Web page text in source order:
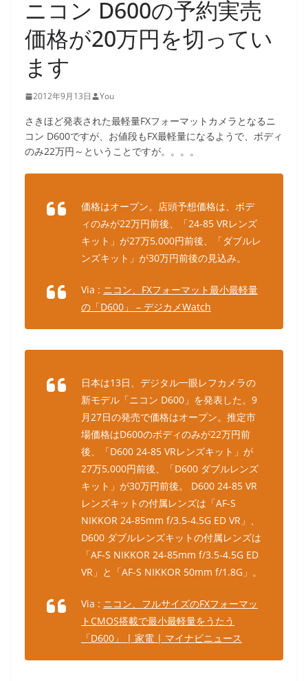
ニコン D600の予約実売
価格が20万円を切ってい
ます
2012年9月13日 You
さきほど発表された最軽量FXフォーマットカメラとなるニ
コン D600ですが、お値段もFX最軽量になるようで、ボディ
のみ22万円～ということですが。。。。
価格はオープン。店頭予想価格は、ボデ
ィのみが22万円前後、「24-85 VRレンズ
キット」が27万5,000円前後、「ダブルレ
ンズキット」が30万円前後の見込み。
Via : ニコン、FXフォーマット最小最軽量
の「D600」 – デジカメWatch
日本は13日、デジタル一眼レフカメラの
新モデル「ニコン D600」を発表した。9
月27日の発売で価格はオープン。推定市
場価格はD600のボディのみが22万円前
後、「D600 24-85 VRレンズキット」が
27万5,000円前後、「D600 ダブルレンズ
キット」が30万円前後。 D600 24-85 VR
レンズキットの付属レンズは「AF-S
NIKKOR 24-85mm f/3.5-4.5G ED VR」、
D600 ダブルレンズキットの付属レンズは
「AF-S NIKKOR 24-85mm f/3.5-4.5G ED
VR」と「AF-S NIKKOR 50mm f/1.8G」。
Via : ニコン、フルサイズのFXフォーマッ
トCMOS搭載で最小最軽量をうたう
「D600」 | 家電 | マイナビニュース